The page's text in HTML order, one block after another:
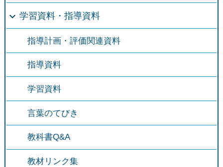
学習資料・指導資料
指導計画・評価関連資料
指導資料
学習資料
言葉のてびき
教科書Q&A
教材リンク集